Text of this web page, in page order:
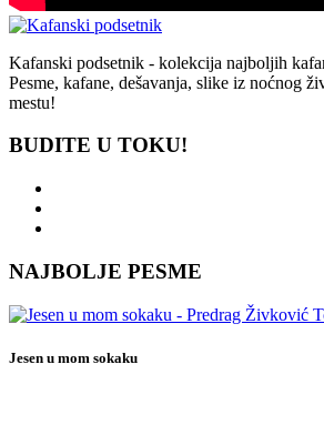
Kafanski podsetnik - kolekcija najboljih
Pesme, kafane, dešavanja, slike iz noćnog
mestu!
BUDITE U TOKU!
NAJBOLJE PESME
Jesen u mom sokaku